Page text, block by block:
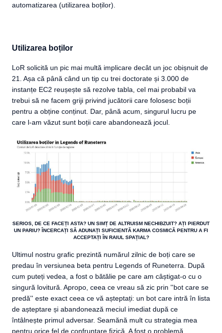
automatizarea (utilizarea boților).
Utilizarea boților
LoR solicită un pic mai multă implicare decât un joc obișnuit de
21. Așa că până când un tip cu trei doctorate și 3.000 de
instanțe EC2 reușește să rezolve tabla, cel mai probabil va
trebui să ne facem griji privind jucătorii care folosesc boții
pentru a obține conținut. Dar, până acum, singurul lucru pe
care l-am văzut sunt boții care abandonează jocul.
SERIOS, DE CE FACEȚI ASTA? UN SIMȚ DE ALTRUISM NECHIBZUIT? AȚI PIERDUT
UN PARIU? ÎNCERCAȚI SĂ ADUNAȚI SUFICIENTĂ KARMA COSMICĂ PENTRU A FI
ACCEPTAȚI ÎN RAIUL SPAȚIAL?
Ultimul nostru grafic prezintă numărul zilnic de boți care se
predau în versiunea beta pentru Legends of Runeterra. După
cum puteți vedea, a fost o bătălie pe care am câștigat-o cu o
singură lovitură. Apropo, ceea ce vreau să zic prin ''bot care se
predă'' este exact ceea ce vă așteptați: un bot care intră în lista
de așteptare și abandonează meciul imediat după ce
întâlnește primul adversar. Seamănă mult cu strategia mea
pentru orice fel de confruntare fizică. A fost o problemă